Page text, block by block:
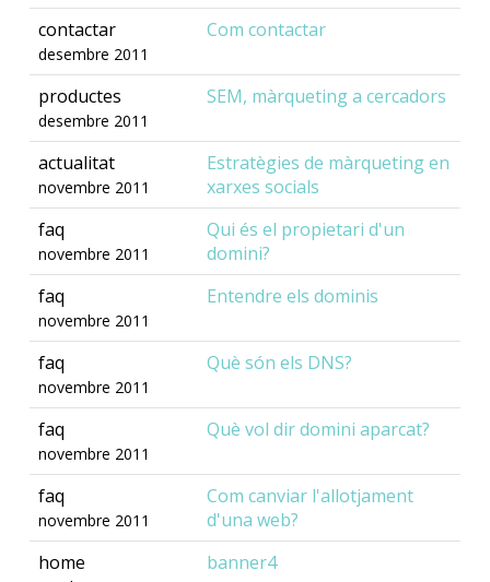
contactar
desembre 2011
Com contactar
productes
desembre 2011
SEM, màrqueting a cercadors
actualitat
novembre 2011
Estratègies de màrqueting en
xarxes socials
faq
novembre 2011
Qui és el propietari d'un
domini?
faq
novembre 2011
Entendre els dominis
faq
novembre 2011
Què són els DNS?
faq
novembre 2011
Què vol dir domini aparcat?
faq
novembre 2011
Com canviar l'allotjament
d'una web?
home
banner4